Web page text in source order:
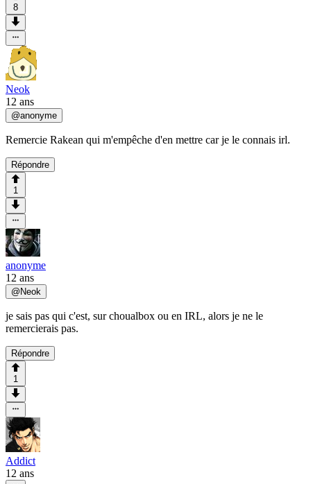
8
Neok
12 ans
@anonyme
Remercie Rakean qui m'empêche d'en mettre car je le connais irl.
Répondre
1
anonyme
12 ans
@ Neok
je sais pas qui c'est, sur choualbox ou en IRL, alors je ne le
remercierais pas.
Répondre
1
Addict
12 ans